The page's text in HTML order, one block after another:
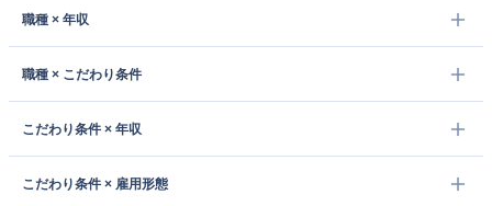
職種 × 年収
職種 × こだわり条件
こだわり条件 × 年収
こだわり条件 × 雇用形態